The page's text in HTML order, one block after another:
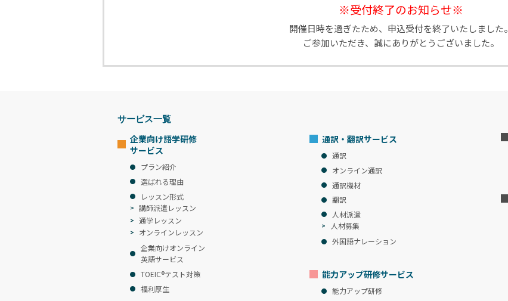
※受付終了のお知らせ※
開催日時を過ぎたため、申込受付を終了いたしました。
ご参加いただき、誠にありがとうございました。
サービス一覧
企業向け語学研修
サービス
プラン紹介
選ばれる理由
レッスン形式
講師派遣レッスン
通学レッスン
オンラインレッスン
企業向けオンライン
英語サービス
TOEIC®テスト対策
福利厚生
通訳・翻訳サービス
通訳
オンライン通訳
通訳機材
翻訳
人材派遣
人材募集
外国語ナレーション
能力アップ研修サービス
能力アップ研修